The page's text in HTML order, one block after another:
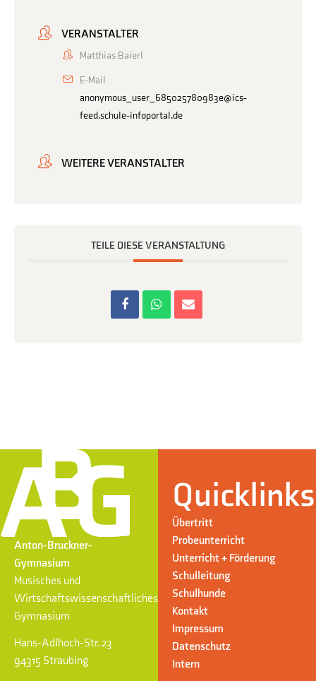
VERANSTALTER
Matthias Baierl
E-Mail
anonymous_user_685025780983e@ics-
feed.schule-infoportal.de
WEITERE VERANSTALTER
TEILE DIESE VERANSTALTUNG
Anton-Bruckner-
Gymnasium
Musisches und
Wirtschaftswissenschaftliches
Gymnasium
Hans-Adlhoch-Str. 23
94315 Straubing
Quicklinks
Übertritt
Probeunterricht
Unterricht + Förderung
Schulleitung
Schulhunde
Kontakt
Impressum
Datenschutz
Intern